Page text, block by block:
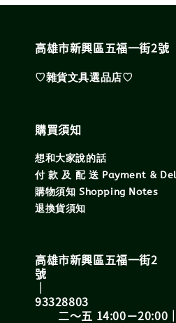
高雄市新興區五福一街2號
♡雜貨文具選品店♡
購買須知
想和大家說的話
付 款 及 配 送 Payment &
購物須知 Shopping Notes
退換貨須知
高雄市新興區五福一街2
號 統
｜
二～五 14:00－20:00